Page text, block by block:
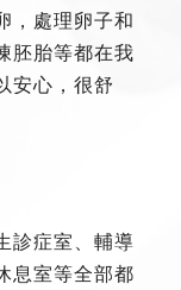
，處理卵子和
胚胎等都在我
安心，很舒
診症室、輔導
息室等全部都